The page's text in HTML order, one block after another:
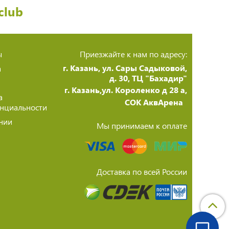
Приезжайте к нам по адресу:
г. Казань, ул. Сары Садыковой,
д. 30, ТЦ "Бахадир"
г. Казань,ул. Короленко д 28 а,
СОК АквАрена
Мы принимаем к оплате
Доставка по всей России